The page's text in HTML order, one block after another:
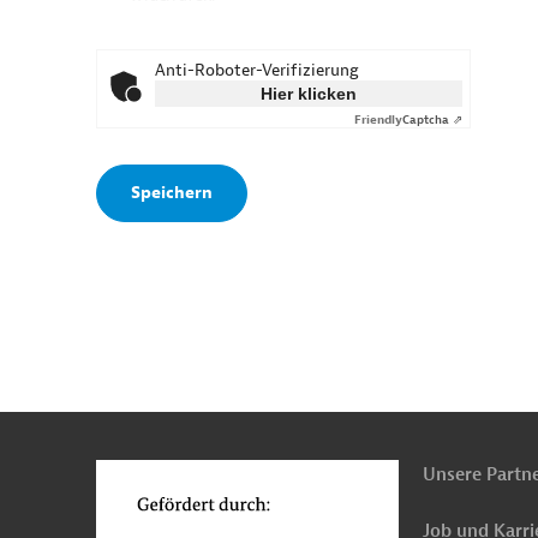
Anti-Roboter-Verifizierung
Hier klicken
FriendlyCaptcha ⇗
Unsere
Job und